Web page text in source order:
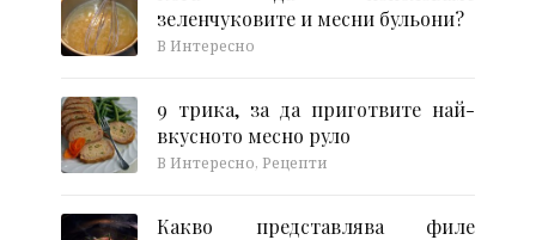
зеленчуковите и месни бульони?
В Интересно
9 трика, за да приготвите най-
вкусното месно руло
В Интересно, Рецепти
Какво представлява филе